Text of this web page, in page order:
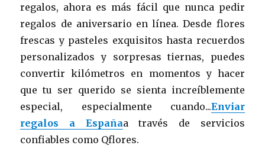
regalos, ahora es más fácil que nunca pedir
regalos de aniversario en línea. Desde flores
frescas y pasteles exquisitos hasta recuerdos
personalizados y sorpresas tiernas, puedes
convertir kilómetros en momentos y hacer
que tu ser querido se sienta increíblemente
especial, especialmente cuando...Enviar
regalos a Españaa través de servicios
confiables como Qflores.